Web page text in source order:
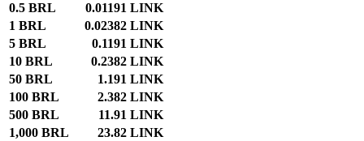
0.5 BRL
0.01191 LINK
1 BRL
0.02382 LINK
5 BRL
0.1191 LINK
10 BRL
0.2382 LINK
50 BRL
1.191 LINK
100 BRL
2.382 LINK
500 BRL
11.91 LINK
1,000 BRL
23.82 LINK